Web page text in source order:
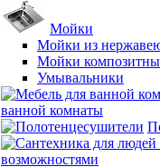
Мойки
Мойки из
Мойки
Умывальники
ванной комнаты